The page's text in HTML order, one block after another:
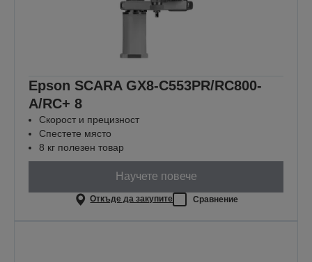
Epson SCARA GX8-C553PR/RC800-
A/RC+ 8
Скорост и прецизност
Спестете място
8 кг полезен товар
Научете повече
Откъде да закупите Сравнение